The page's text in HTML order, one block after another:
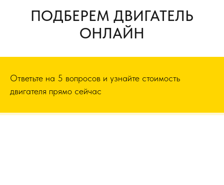
ПОДБЕРЕМ ДВИГАТЕЛЬ
ОНЛАЙН
Ответьте на 5 вопросов и узнайте стоимость
двигателя прямо сейчас